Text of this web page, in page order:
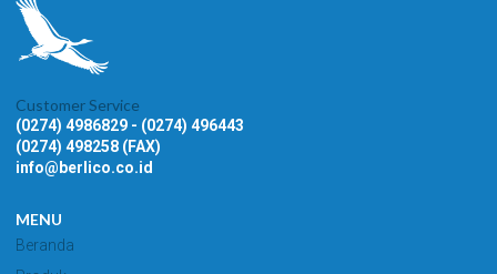
Customer Service
(0274) 4986829 - (0274) 496443
(0274) 498258 (FAX)
info@berlico.co.id
MENU
Beranda